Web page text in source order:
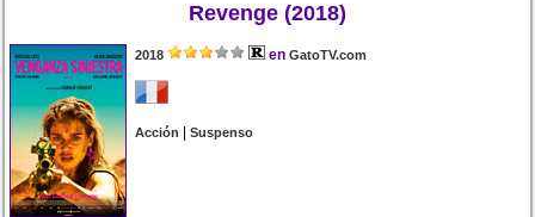
Revenge (2018)
2018 en GatoTV.com
Acción |Suspenso